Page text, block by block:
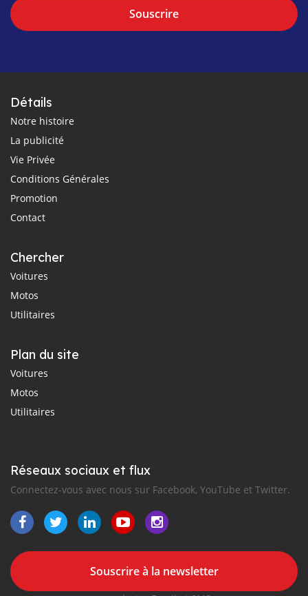
Souscrire
Détails
Notre histoire
La publicité
Vie Privée
Conditions Générales
Promotion
Contact
Chercher
Voitures
Motos
Utilitaires
Plan du site
Voitures
Motos
Utilitaires
Réseaux sociaux et flux
Connectez-vous avec nous sur Facebook, YouTube et Twitter.
Souscrire à la newsletter